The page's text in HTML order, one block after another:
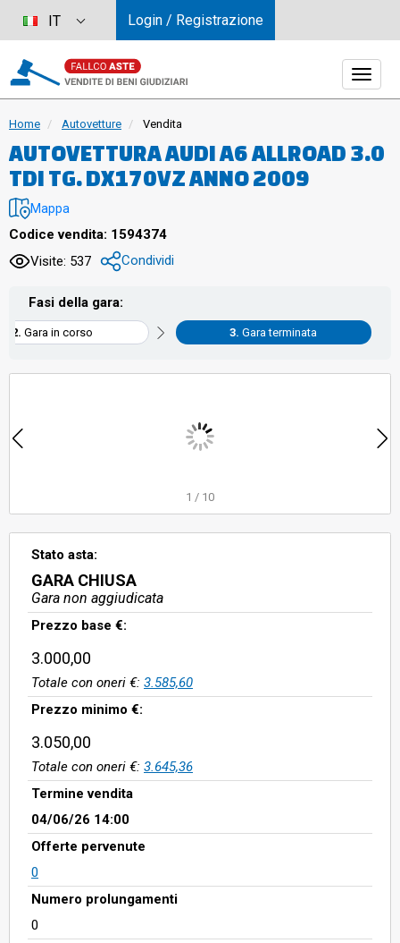
Home Autovetture Vendita
AUTOVETTURA AUDI A6 ALLROAD 3.0
TDI TG. DX170VZ ANNO 2009
Mappa
Codice vendita: 1594374
Visite: 537
Condividi
Fasi della gara:
Gara in corso Gara terminata
1 / 10
Stato asta:
GARA CHIUSA
Gara non aggiudicata
Prezzo base €:
3.000,00
Totale con oneri €: 3.585,60
Prezzo minimo €:
3.050,00
Totale con oneri €: 3.645,36
Termine vendita
04/06/26 14:00
Offerte pervenute
0
Numero prolungamenti
0
IT Login / Registrazione